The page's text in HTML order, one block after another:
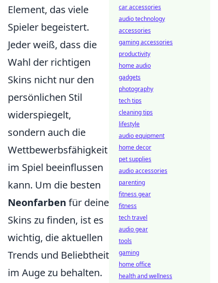
Element, das viele
Spieler begeistert.
Jeder weiß, dass die
Wahl der richtigen
Skins nicht nur den
persönlichen Stil
widerspiegelt,
sondern auch die
Wettbewerbsfähigkeit
im Spiel beeinflussen
kann. Um die besten
Neonfarben für deine
Skins zu finden, ist es
wichtig, die aktuellen
Trends und Beliebtheit
im Auge zu behalten.
car accessories
audio technology
accessories
gaming accessories
productivity
home audio
gadgets
photography
tech tips
cleaning tips
lifestyle
audio equipment
home decor
pet supplies
audio accessories
parenting
fitness gear
fitness
tech travel
audio gear
tools
gaming
home office
health and wellness